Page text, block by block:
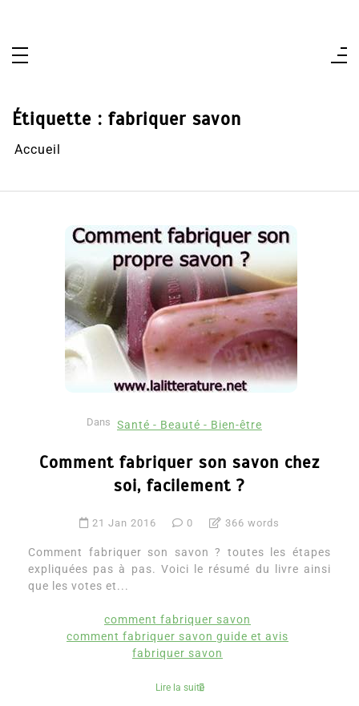
Étiquette : fabriquer savon
Accueil
Dans Santé - Beauté - Bien-être
Comment fabriquer son savon chez
soi, facilement ?
21 Jan 2016 0 366 words
Comment fabriquer son savon ? toutes les étapes
expliquées pas à pas. Voici le résumé du livre ainsi
que les votes et...
comment fabriquer savon
comment fabriquer savon guide et avis
fabriquer savon
Lire la suite